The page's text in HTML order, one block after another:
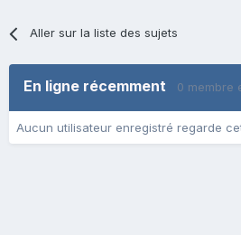
Aller sur la liste des sujets
En ligne récemment 0 membre
Aucun utilisateur enregistré regarde